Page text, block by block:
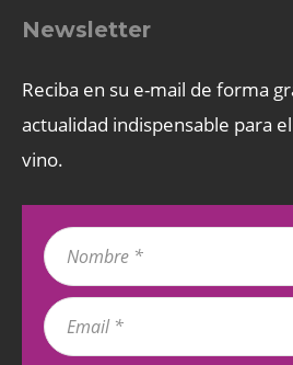
Newsletter
Reciba en su e-mail de forma
actualidad indispensable para
vino.